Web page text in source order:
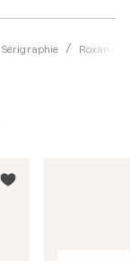
Sérigraphie Roxane